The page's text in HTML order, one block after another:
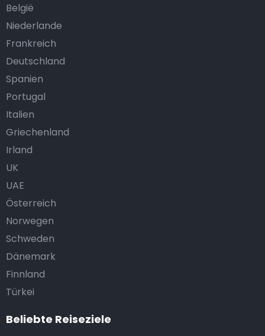
België
Niederlande
Frankreich
Deutschland
Spanien
Portugal
Italien
Griechenland
Irland
UK
UAE
Österreich
Norwegen
Schweden
Dänemark
Finnland
Türkei
Beliebte Reiseziele